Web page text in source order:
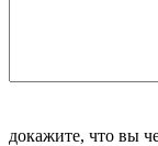
докажите, что вы